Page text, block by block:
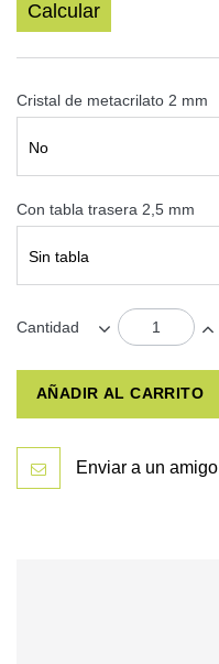
Calcular
Cristal de metacrilato 2 mm
No
Con tabla trasera 2,5 mm
Sin tabla
Cantidad
AÑADIR AL CARRITO
Enviar a un amigo